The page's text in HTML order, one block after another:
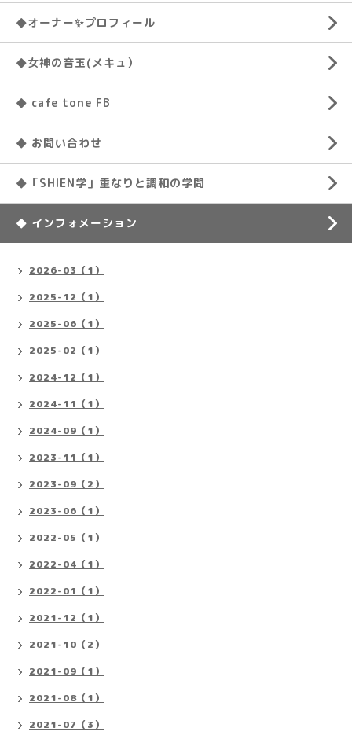
◆オーナー✨プロフィール
◆女神の音玉(メキュ）
◆ cafe tone FB
◆ お問い合わせ
◆「SHIEN学」重なりと調和の学問
◆ インフォメーション
2026-03（1）
2025-12（1）
2025-06（1）
2025-02（1）
2024-12（1）
2024-11（1）
2024-09（1）
2023-11（1）
2023-09（2）
2023-06（1）
2022-05（1）
2022-04（1）
2022-01（1）
2021-12（1）
2021-10（2）
2021-09（1）
2021-08（1）
2021-07（3）